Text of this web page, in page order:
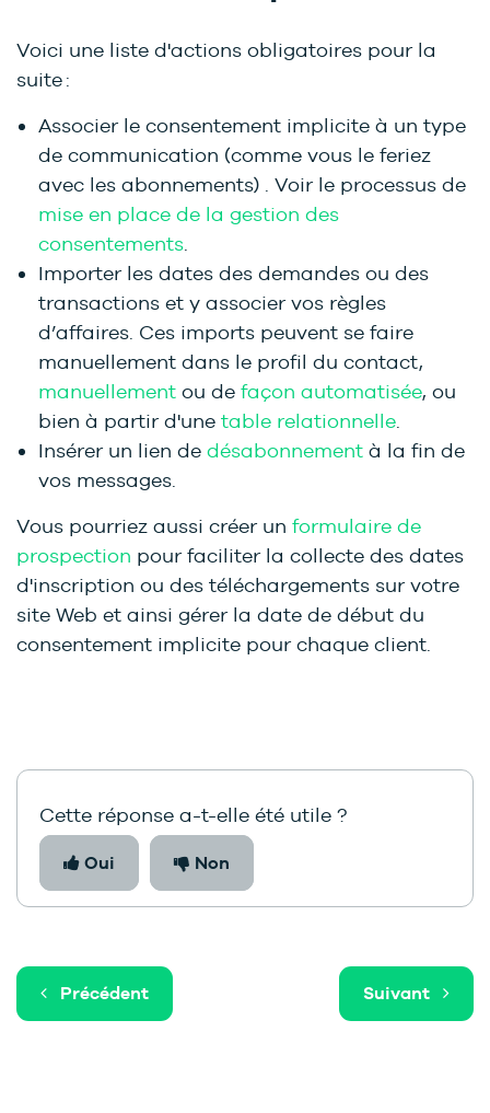
Voici une liste d'actions obligatoires pour la
suite :
Associer le consentement implicite à un type
de communication (comme vous le feriez
avec les abonnements)
. Voir le processus de
mise en place de la gestion des
consentements
Importer les dates des demandes ou des
transactions et y associer vos règles
d’affaires. Ces imports peuvent se faire
manuellement dans le profil du contact,
manuellement ou de façon automatisée, ou
bien à partir d'une table relationnelle
Insérer un lien de désabonnement à la fin de
vos messages.
Vous pourriez aussi créer un formulaire de
prospection pour faciliter la collecte des dates
d'inscription ou des téléchargements sur votre
site Web et ainsi gérer la date de début du
consentement implicite pour chaque client.
Cette réponse a-t-elle été utile ?
Oui Non
Précédent Suivant